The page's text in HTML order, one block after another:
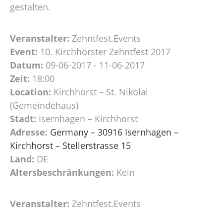
gestalten.
Veranstalter: Zehntfest.Events
Event: 10. Kirchhorster Zehntfest 2017
Datum: 09-06-2017 - 11-06-2017
Zeit: 18:00
Location: Kirchhorst – St. Nikolai
(Gemeindehaus)
Stadt: Isernhagen – Kirchhorst
Adresse: Germany – 30916 Isernhagen –
Kirchhorst – Stellerstrasse 15
Land: DE
Altersbeschränkungen: Kein
Veranstalter: Zehntfest.Events